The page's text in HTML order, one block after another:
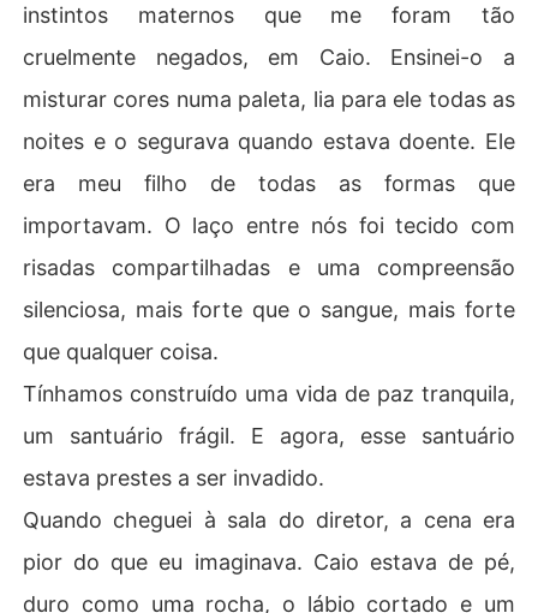
instintos maternos que me foram tão
cruelmente negados, em Caio. Ensinei-o a
misturar cores numa paleta, lia para ele todas as
noites e o segurava quando estava doente. Ele
era meu filho de todas as formas que
importavam. O laço entre nós foi tecido com
risadas compartilhadas e uma compreensão
silenciosa, mais forte que o sangue, mais forte
que qualquer coisa.
Tínhamos construído uma vida de paz tranquila,
um santuário frágil. E agora, esse santuário
estava prestes a ser invadido.
Quando cheguei à sala do diretor, a cena era
pior do que eu imaginava. Caio estava de pé,
duro como uma rocha, o lábio cortado e um